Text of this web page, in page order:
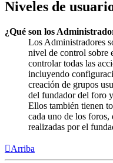
Niveles de
¿Qué son los
Los Administradores
nivel de control sobre
controlar todas las
incluyendo
creación de grupos
del fundador del foro
Ellos también tienen
cada uno de los
realizadas por el
Arriba